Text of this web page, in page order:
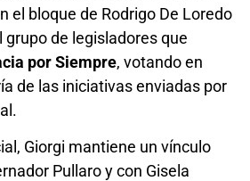
el bloque de Rodrigo De Loredo
grupo de legisladores que
por Siempre, votando en
de las iniciativas enviadas por
Giorgi mantiene un vínculo
Pullaro y con Gisela